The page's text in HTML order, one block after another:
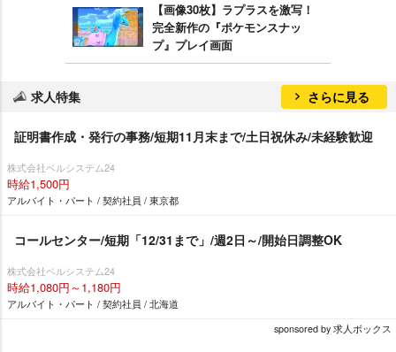
【画像30枚】ラプラスを激写！
完全新作の『ポケモンスナッ
プ』プレイ画面
求人特集 さらに見る
証明書作成・発行の事務/短期11月末まで/土日祝休み/未経験歓迎
株式会社ベルシステム24
時給1,500円
アルバイト・パート / 契約社員 / 東京都
コールセンター/短期「12/31まで」/週2日～/開始日調整OK
株式会社ベルシステム24
時給1,080円～1,180円
アルバイト・パート / 契約社員 / 北海道
sponsored by 求人ボックス